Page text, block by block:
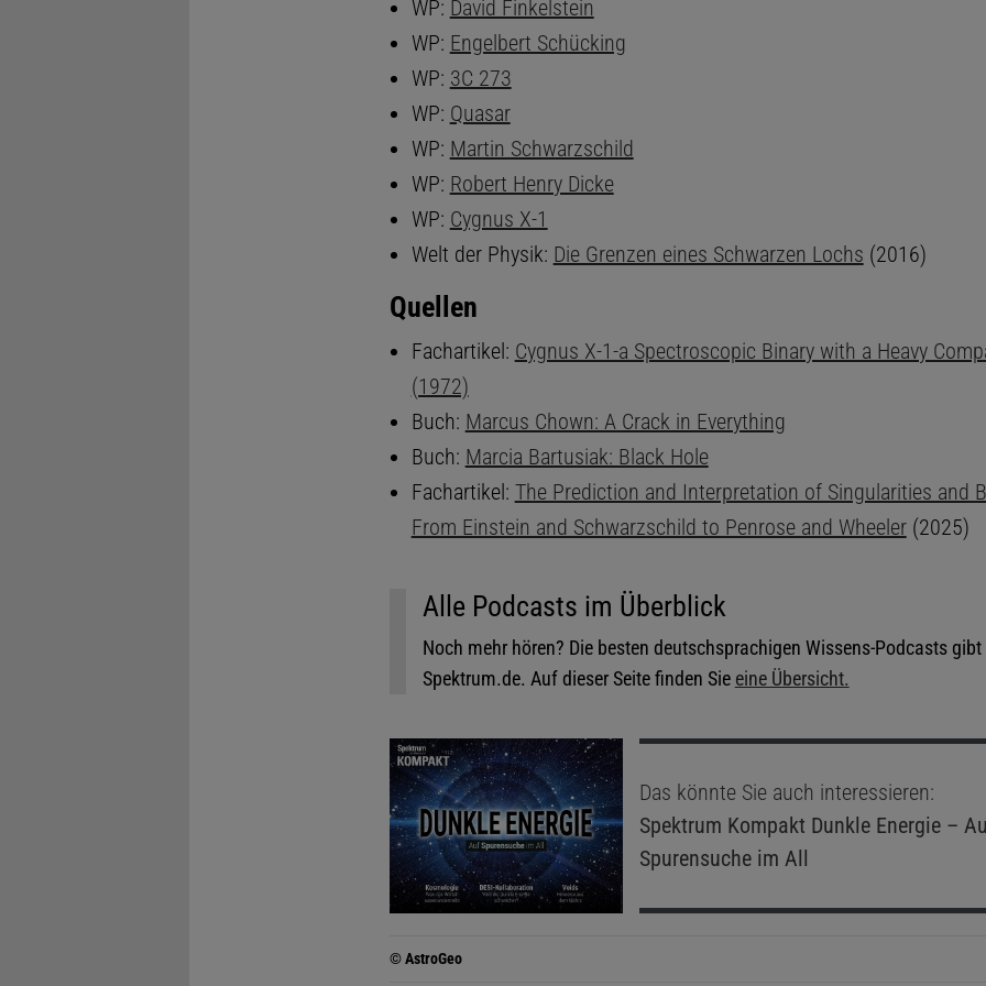
WP: David Finkelstein
WP: Engelbert Schücking
WP: 3C 273
WP: Quasar
WP: Martin Schwarzschild
WP: Robert Henry Dicke
WP: Cygnus X-1
Welt der Physik: Die Grenzen eines Schwarzen Lochs (2016)
Quellen
Fachartikel: Cygnus X-1-a Spectroscopic Binary with a Heavy
(1972)
Buch: Marcus Chown: A Crack in Everything
Buch: Marcia Bartusiak: Black Hole
Fachartikel: The Prediction and Interpretation of Singularities and
From Einstein and Schwarzschild to Penrose and Wheeler(2025)
Alle Podcasts im Überblick
Noch mehr hören? Die besten deutschsprachigen Wissens-Podcasts
Spektrum.de. Auf dieser Seite finden Sie eine Übersicht.
Das könnte Sie auch interessieren:
Spektrum Kompakt Dunkle Energie –
Spurensuche im All
© AstroGeo